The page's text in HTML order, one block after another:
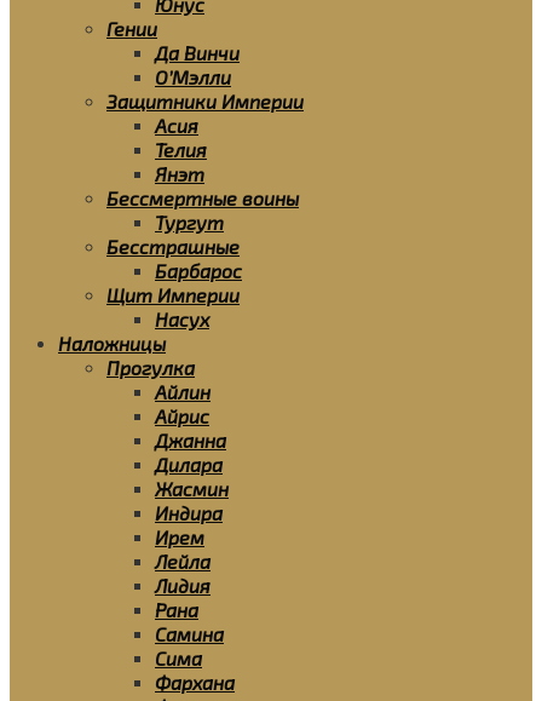
Гении
Да Винчи
О’Мэлли
Защитники Империи
Асия
Телия
Янэт
Бессмертные воины
Тургут
Бесстрашные
Барбарос
Щит Империи
Насух
Наложницы
Прогулка
Айлин
Айрис
Джанна
Дилара
Жасмин
Индира
Ирем
Лейла
Лидия
Рана
Самина
Сима
Фархана